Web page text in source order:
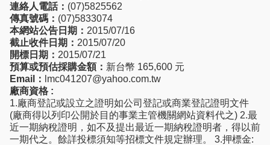
連絡人電話： (07)5825562
傳真號碼： (07)5833074
本網站公告日期： 2015/07/16
截止收件日期： 2015/07/20
開標日期： 2015/07/21
預算或預估採購金額： 新台幣 165,600 元
Email：
lmc041207@yahoo.com.tw
廠商資格 :
1.廠商登記或設立之證明如公司登記或商業登記證明文件
(廠商得以列印公開於目的事業主管機關網站資料代之) 2.最
近一期納稅證明，如不及提出最近一期納稅證明者，得以前
一期代之。餘詳投標須知等招標文件規定辦理。 3.押標金: